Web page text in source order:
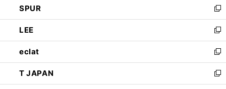
で
開
く
ド
ウ
で
開
く
ィ
ン
ド
ウ
で
開
く
い
ウ
ィ
ン
ド
ウ
で
開
SPUR
新
し
い
ウ
ィ
ン
ド
ウ
LEE
新
し
い
ウ
ィ
ン
eclat
新
し
い
ウ
T JAPAN
新
し